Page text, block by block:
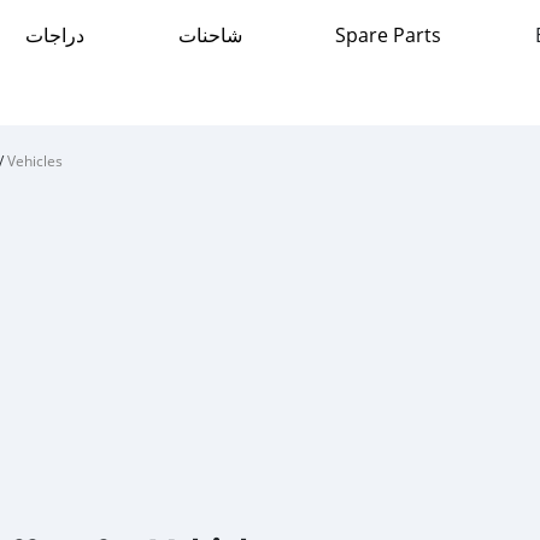
دراجات شاحنات Spare Parts
Vehicles